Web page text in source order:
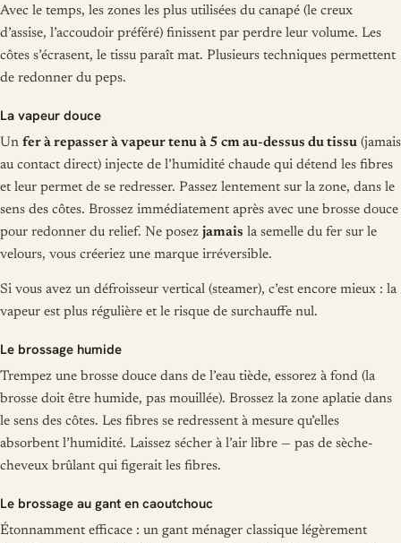
Avec le temps, les zones les plus utilisées du canapé (le creux
d’assise, l’accoudoir préféré) finissent par perdre leur volume. Les
côtes s’écrasent, le tissu paraît mat. Plusieurs techniques permettent
de redonner du peps.
La vapeur douce
Un fer à repasser à vapeur tenu à 5 cm au-dessus du tissu (jamais
au contact direct) injecte de l’humidité chaude qui détend les fibres
et leur permet de se redresser. Passez lentement sur la zone, dans le
sens des côtes. Brossez immédiatement après avec une brosse douce
pour redonner du relief. Ne posez jamais la semelle du fer sur le
velours, vous créeriez une marque irréversible.
Si vous avez un défroisseur vertical (steamer), c’est encore mieux : la
vapeur est plus régulière et le risque de surchauffe nul.
Le brossage humide
Trempez une brosse douce dans de l’eau tiède, essorez à fond (la
brosse doit être humide, pas mouillée). Brossez la zone aplatie dans
le sens des côtes. Les fibres se redressent à mesure qu’elles
absorbent l’humidité. Laissez sécher à l’air libre — pas de sèche-
cheveux brûlant qui figerait les fibres.
Le brossage au gant en caoutchouc
Étonnamment efficace : un gant ménager classique légèrement